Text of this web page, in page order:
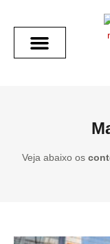
Veja abaixo os